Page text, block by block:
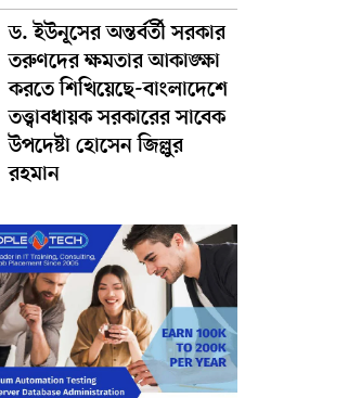
ড. ইউনূসের অন্তর্বর্তী সরকার
তরুণদের ক্ষমতার আকাঙ্ক্ষা
করতে শিখিয়েছে-বাংলাদেশে
তত্ত্বাবধায়ক সরকারের সাবেক
উপদেষ্টা হোসেন জিল্লুর
রহমান